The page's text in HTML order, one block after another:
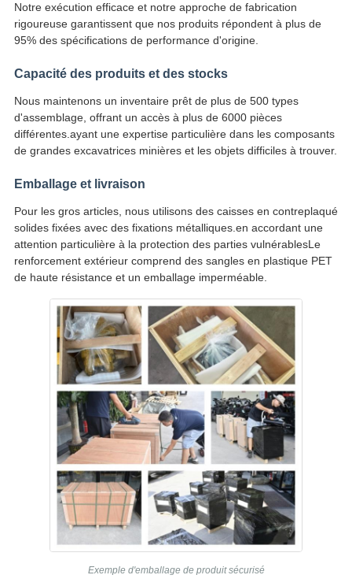
Notre exécution efficace et notre approche de fabrication
rigoureuse garantissent que nos produits répondent à plus de
95% des spécifications de performance d'origine.
Capacité des produits et des stocks
Nous maintenons un inventaire prêt de plus de 500 types
d'assemblage, offrant un accès à plus de 6000 pièces
différentes.ayant une expertise particulière dans les composants
de grandes excavatrices minières et les objets difficiles à trouver.
Emballage et livraison
Pour les gros articles, nous utilisons des caisses en contreplaqué
solides fixées avec des fixations métalliques.en accordant une
attention particulière à la protection des parties vulnérablesLe
renforcement extérieur comprend des sangles en plastique PET
de haute résistance et un emballage imperméable.
Exemple d'emballage de produit sécurisé